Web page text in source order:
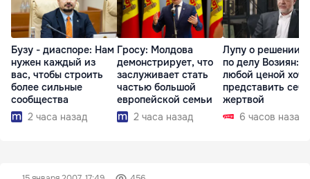
Бузу - диаспоре: Нам
нужен каждый из
вас, чтобы строить
более сильные
сообщества
2 часа назад
Гросу: Молдова
демонстрирует, что
заслуживает стать
частью большой
европейской семьи
2 часа назад
Лупу о решении
по делу Возиян:
любой ценой
представить себя
жертвой
6 часов назад